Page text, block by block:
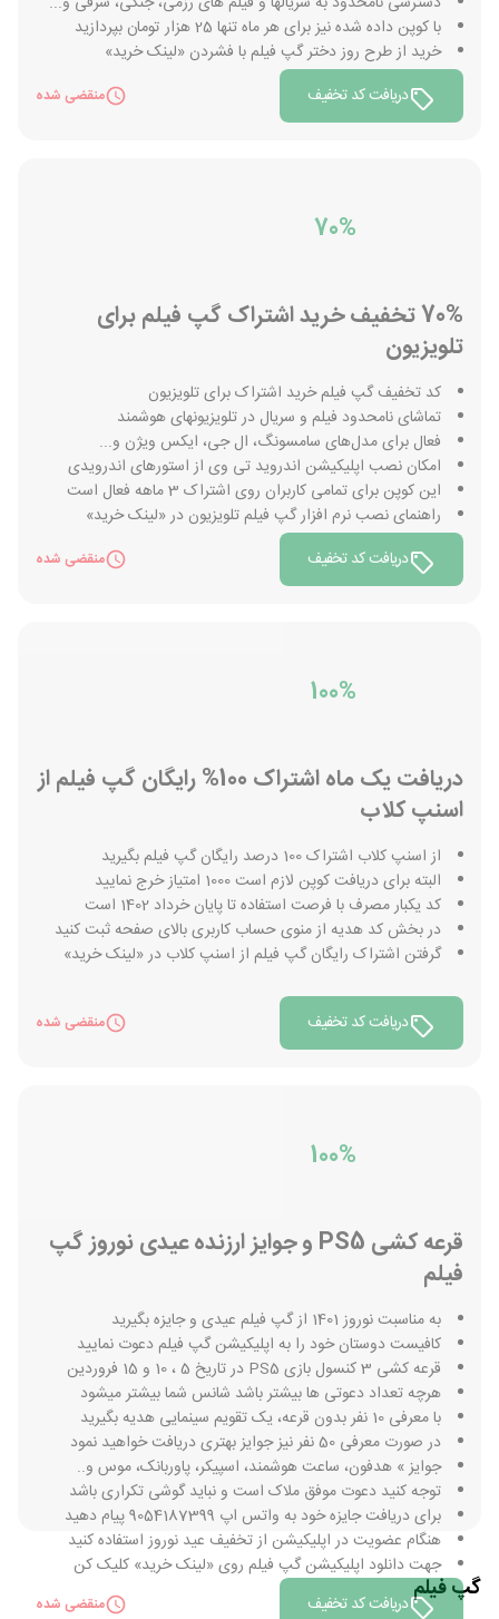
با کوپن داده شده نیز برای هر ماه تنها 25 هزار تومان بپردازید
خرید از طرح روز دختر گپ فیلم با فشردن «لینک خرید»
دریافت کد تخفیف
منقضی شده
70%
70% تخفیف خرید اشتراک گپ فیلم برای
تلویزیون
کد تخفیف گپ فیلم خرید اشتراک برای تلویزیون
تماشای نامحدود فیلم و سریال در تلویزیونهای هوشمند
فعال برای مدل‌های سامسونگ، ال جی، ایکس ویژن و...
امکان نصب اپلیکیشن اندروید تی وی از استورهای اندرویدی
این کوپن برای تمامی کاربران روی اشتراک 3 ماهه فعال است
راهنمای نصب نرم افزار گپ فیلم تلویزیون در «لینک خرید»
دریافت کد تخفیف
منقضی شده
100%
دریافت یک ماه اشتراک 100% رایگان گپ فیلم از
اسنپ کلاب
از اسنپ کلاب اشتراک 100 درصد رایگان گپ فیلم بگیرید
البته برای دریافت کوپن لازم است 1000 امتیاز خرج نمایید
کد یکبار مصرف با فرصت استفاده تا پایان خرداد 1402 است
در بخش کد هدیه از منوی حساب کاربری بالای صفحه ثبت کنید
گرفتن اشتراک رایگان گپ فیلم از اسنپ کلاب در «لینک خرید»
دریافت کد تخفیف منقضی شده
100%
قرعه کشی PS5 و جوایز ارزنده عیدی نوروز گپ
فیلم
به مناسبت نوروز 1401 از گپ فیلم عیدی و جایزه بگیرید
کافیست دوستان خود را به اپلیکیشن گپ فیلم دعوت نمایید
قرعه کشی 3 کنسول بازی PS5 در تاریخ 5 ، 10 و 15 فروردین
هرچه تعداد دعوتی ها بیشتر باشد شانس شما بیشتر میشود
با معرفی 10 نفر بدون قرعه، یک تقویم سینمایی هدیه بگیرید
در صورت معرفی 50 نفر نیز جوایز بهتری دریافت خواهید نمود
جوایز » هدفون، ساعت هوشمند، اسپیکر، پاوربانک، موس و..
توجه کنید دعوت موفق ملاک است و نباید گوشی تکراری باشد
برای دریافت جایزه خود به واتس اپ 9054187399 پیام دهید
هنگام عضویت در اپلیکیشن از تخفیف عید نوروز استفاده کنید
جهت دانلود اپلیکیشن گپ فیلم روی «لینک خرید» کلیک کن
دریافت کد تخفیف
منقضی شده گپ فیلم